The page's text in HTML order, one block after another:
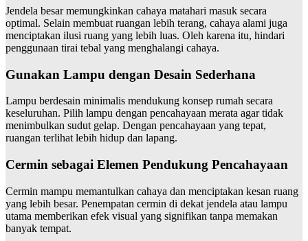
Jendela besar memungkinkan cahaya matahari masuk secara
optimal. Selain membuat ruangan lebih terang, cahaya alami juga
menciptakan ilusi ruang yang lebih luas. Oleh karena itu, hindari
penggunaan tirai tebal yang menghalangi cahaya.
Gunakan Lampu dengan Desain Sederhana
Lampu berdesain minimalis mendukung konsep rumah secara
keseluruhan. Pilih lampu dengan pencahayaan merata agar tidak
menimbulkan sudut gelap. Dengan pencahayaan yang tepat,
ruangan terlihat lebih hidup dan lapang.
Cermin sebagai Elemen Pendukung Pencahayaan
Cermin mampu memantulkan cahaya dan menciptakan kesan ruang
yang lebih besar. Penempatan cermin di dekat jendela atau lampu
utama memberikan efek visual yang signifikan tanpa memakan
banyak tempat.